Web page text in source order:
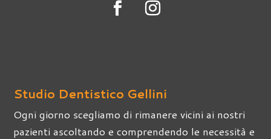
Studio Dentistico Gellini
Ogni giorno scegliamo di rimanere vicini ai nostri
pazienti ascoltando e comprendendo le necessità e